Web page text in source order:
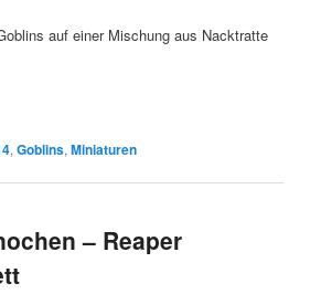
auf einer Mischung aus Nacktratte
,Goblins,Miniaturen
– Reaper